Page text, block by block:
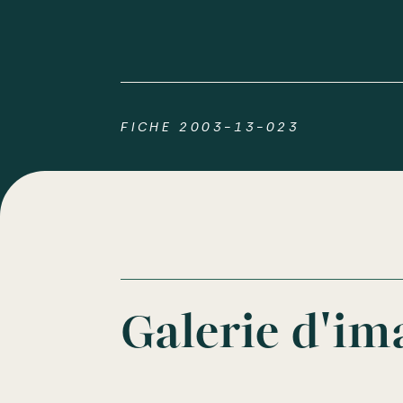
FICHE 2003-13-023
Galerie